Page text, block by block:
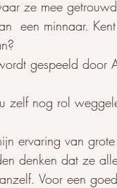
ze mee
een minnaar.
gespeeld door
zelf nog rol
ervaring van
denken dat ze
Voor een